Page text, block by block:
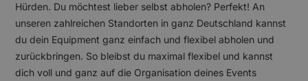
Hürden. Du möchtest lieber selbst abholen? Perfekt! An
unseren zahlreichen Standorten in ganz Deutschland kannst
du dein Equipment ganz einfach und flexibel abholen und
zurückbringen. So bleibst du maximal flexibel und kannst
dich voll und ganz auf die Organisation deines Events